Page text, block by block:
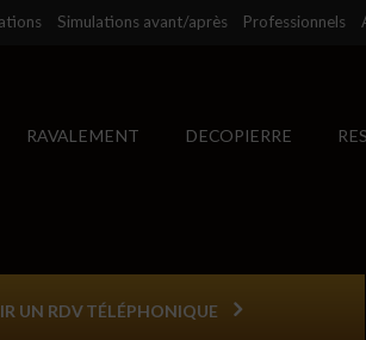
Simulations avant/après Professionnels
RAVALEMENT DECOPIERRE
UN RDV TÉLÉPHONIQUE